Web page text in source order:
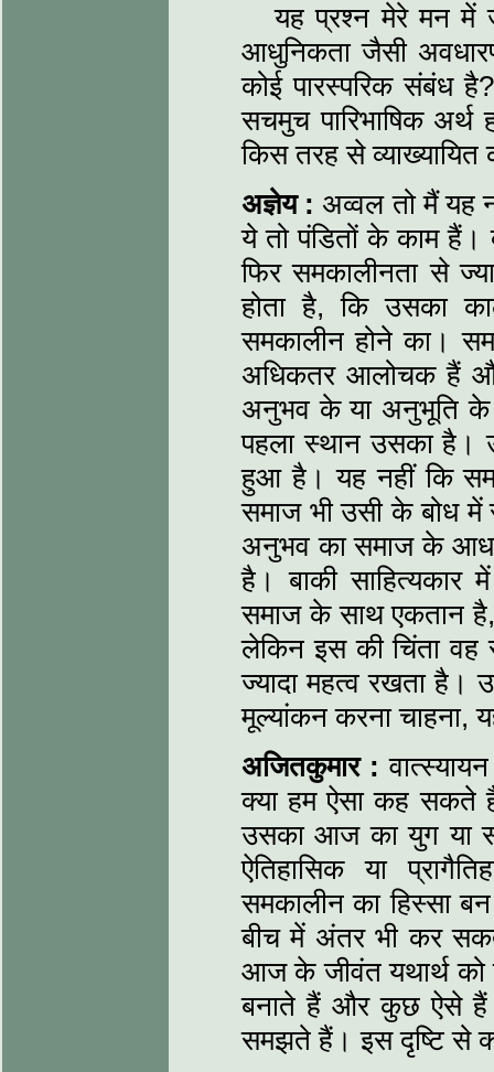
यह प्रश्न मेरे मन में
आधुनिकता जैसी
कोई पारस्परिक संबंध
सचमुच पारिभाषिक
किस तरह से
अज्ञेय : अव्वल तो मैं यह
ये तो पंडितों के काम हैं।
फिर समकालीनता से
होता है, कि उसका
समकालीन होने का।
अधिकतर आलोचक हैं
अनुभव के या अनुभूति के
पहला स्थान उसका है।
हुआ है। यह नहीं कि
समाज भी उसी के बोध में
अनुभव का समाज के
है। बाकी
समाज के साथ एकतान
लेकिन इस की चिंता वह
ज्यादा महत्व रखता है।
मूल्यांकन करना चाहना,
अजितकुमार :
क्या हम ऐसा कह सकते
उसका आज का युग या
ऐतिहासिक या
समकालीन का हिस्सा
बीच में अंतर भी कर
आज के जीवंत यथार्थ को
बनाते हैं और कुछ ऐसे हैं
समझते हैं। इस दृष्टि से